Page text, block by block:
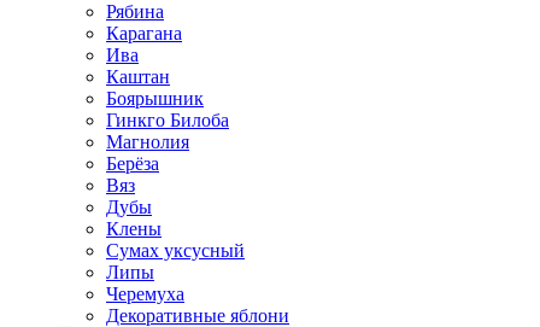
Рябина
Карагана
Ива
Каштан
Боярышник
Гинкго Билоба
Магнолия
Берёза
Вяз
Дубы
Клены
Сумах уксусный
Липы
Черемуха
Декоративные яблони